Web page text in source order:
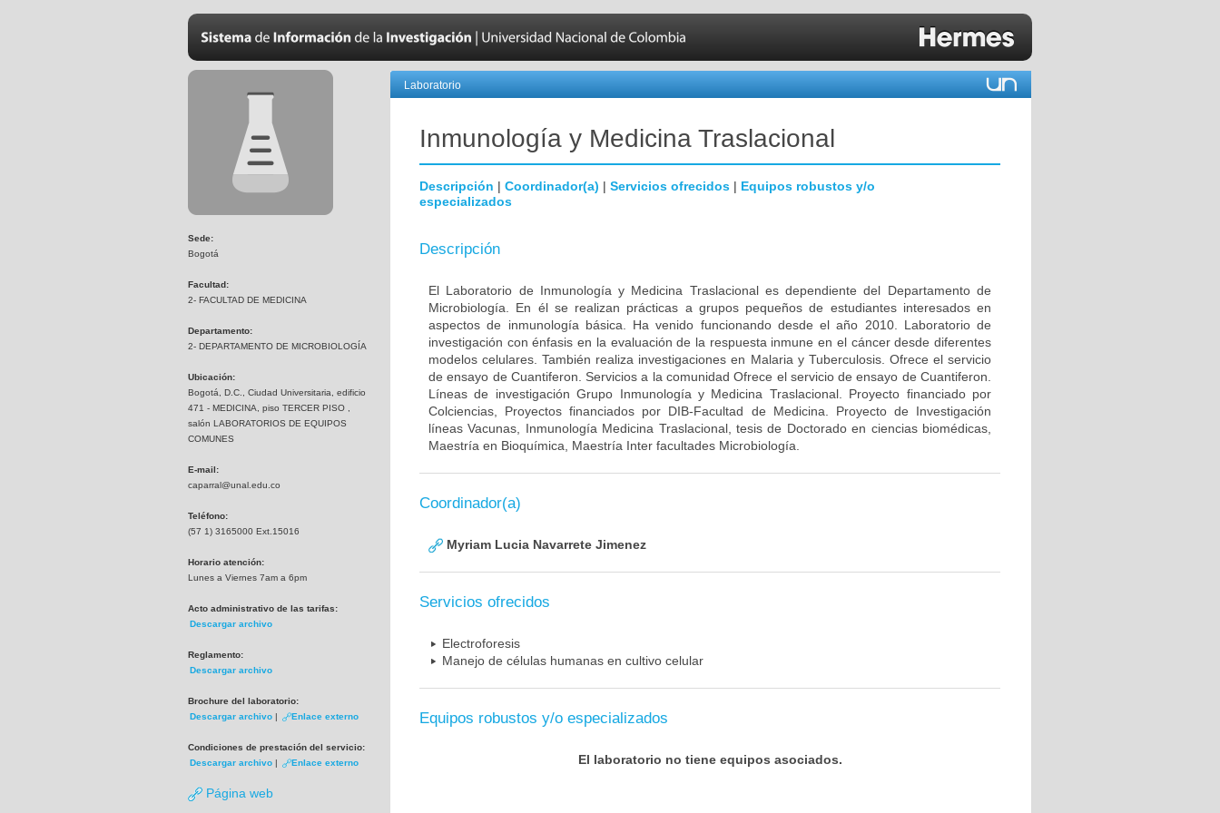
Sede:
Bogotá
Facultad:
2- FACULTAD DE MEDICINA
Departamento:
2- DEPARTAMENTO DE MICROBIOLOGÍA
Ubicación:
Bogotá, D.C., Ciudad Universitaria, edificio
471 - MEDICINA, piso TERCER PISO ,
salón LABORATORIOS DE EQUIPOS
COMUNES
E-mail:
caparral@unal.edu.co
Teléfono:
(57 1) 3165000 Ext.15016
Horario atención:
Lunes a Viernes 7am a 6pm
Acto administrativo de las tarifas:
Descargar archivo
Reglamento:
Descargar archivo
Brochure del laboratorio:
Descargar archivo | Enlace externo
Condiciones de prestación del servicio:
Descargar archivo | Enlace externo
Página web
Laboratorio
Inmunología y Medicina Traslacional
Descripción | Coordinador(a) | Servicios ofrecidos | Equipos robustos y/o
especializados
Descripción
El Laboratorio de Inmunología y Medicina Traslacional es dependiente del Departamento de
Microbiología. En él se realizan prácticas a grupos pequeños de estudiantes interesados en
aspectos de inmunología básica. Ha venido funcionando desde el año 2010. Laboratorio de
investigación con énfasis en la evaluación de la respuesta inmune en el cáncer desde diferentes
modelos celulares. También realiza investigaciones en Malaria y Tuberculosis. Ofrece el servicio
de ensayo de Cuantiferon. Servicios a la comunidad Ofrece el servicio de ensayo de Cuantiferon.
Líneas de investigación Grupo Inmunología y Medicina Traslacional. Proyecto financiado por
Colciencias, Proyectos financiados por DIB-Facultad de Medicina. Proyecto de Investigación
líneas Vacunas, Inmunología Medicina Traslacional, tesis de Doctorado en ciencias biomédicas,
Maestría en Bioquímica, Maestría Inter facultades Microbiología.
Coordinador(a)
Myriam Lucia Navarrete Jimenez
Servicios ofrecidos
Electroforesis
Manejo de células humanas en cultivo celular
Equipos robustos y/o especializados
El laboratorio no tiene equipos asociados.